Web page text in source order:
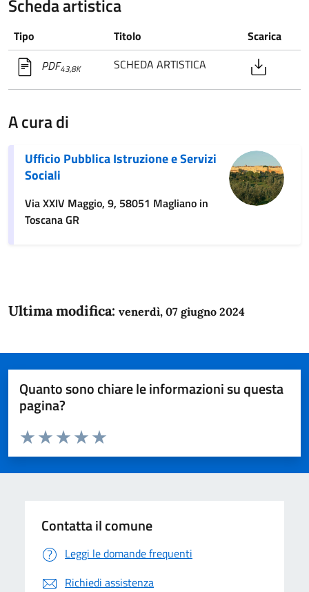
Scheda artistica
Tipo Titolo
Scarica
PDF43,8K SCHEDA ARTISTICA
A cura di
Ufficio Pubblica Istruzione e Servizi
Sociali
Via XXIV Maggio, 9, 58051 Magliano in
Toscana GR
Ultima modifica: venerdì, 07 giugno 2024
Quanto sono chiare le informazioni su questa
pagina?
Domanda
Valuta da 1 a 5 stelle la pagina
Valuta 5 stelle su 5
Valuta 4 stelle su 5
Valuta 3 stelle su 5
Valuta 2 stelle su 5
Valuta 1 stelle su 5
Contatta il comune
Leggi le domande frequenti
Richiedi assistenza